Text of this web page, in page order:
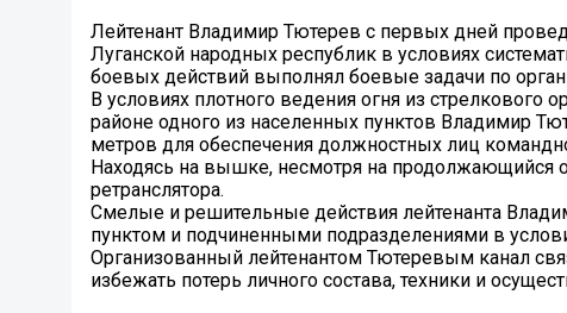
Лейтенант Владимир Тютерев с первых дней
Луганской народных республик в условиях
боевых действий выполнял боевые задачи по
В условиях плотного ведения огня из
районе одного из населенных пунктов Владимир
метров для обеспечения должностных лиц
Находясь на вышке, несмотря на продолжающийся
ретранслятора.
Смелые и решительные действия лейтенанта
пунктом и подчиненными подразделениями в
Организованный лейтенантом Тютеревым канал
избежать потерь личного состава, техники и